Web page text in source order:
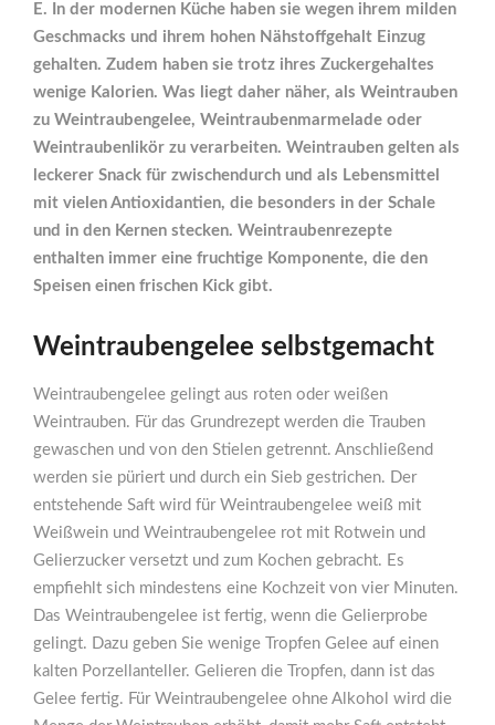
E. In der modernen Küche haben sie wegen ihrem milden
Geschmacks und ihrem hohen Nähstoffgehalt Einzug
gehalten. Zudem haben sie trotz ihres Zuckergehaltes
wenige Kalorien. Was liegt daher näher, als Weintrauben
zu Weintraubengelee, Weintraubenmarmelade oder
Weintraubenlikör zu verarbeiten. Weintrauben gelten als
leckerer Snack für zwischendurch und als Lebensmittel
mit vielen Antioxidantien, die besonders in der Schale
und in den Kernen stecken. Weintraubenrezepte
enthalten immer eine fruchtige Komponente, die den
Speisen einen frischen Kick gibt.
Weintraubengelee selbstgemacht
Weintraubengelee gelingt aus roten oder weißen
Weintrauben. Für das Grundrezept werden die Trauben
gewaschen und von den Stielen getrennt. Anschließend
werden sie püriert und durch ein Sieb gestrichen. Der
entstehende Saft wird für Weintraubengelee weiß mit
Weißwein und Weintraubengelee rot mit Rotwein und
Gelierzucker versetzt und zum Kochen gebracht. Es
empfiehlt sich mindestens eine Kochzeit von vier Minuten.
Das Weintraubengelee ist fertig, wenn die Gelierprobe
gelingt. Dazu geben Sie wenige Tropfen Gelee auf einen
kalten Porzellanteller. Gelieren die Tropfen, dann ist das
Gelee fertig. Für Weintraubengelee ohne Alkohol wird die